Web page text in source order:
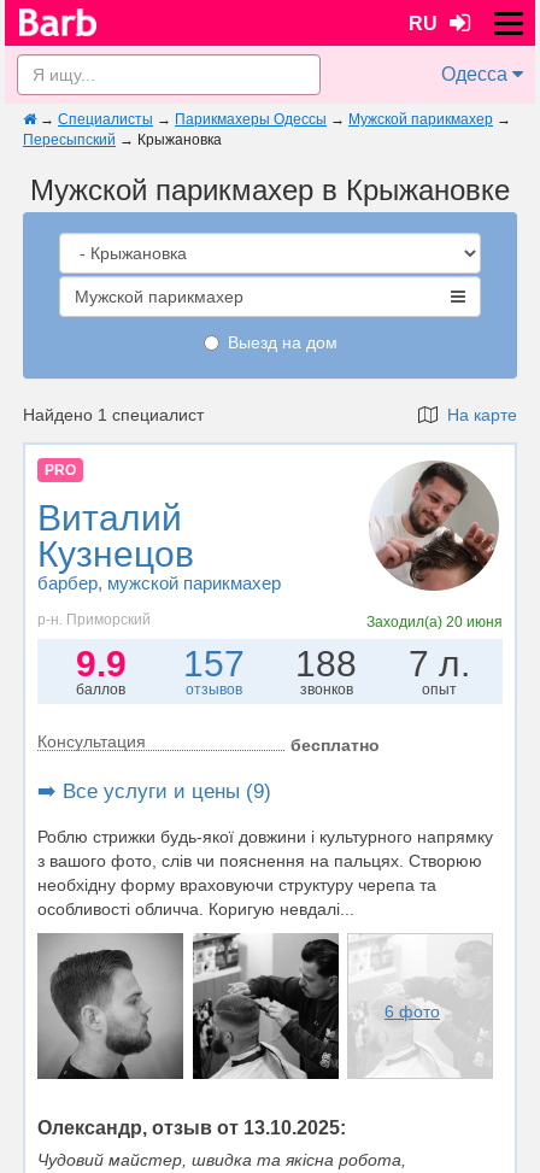
RU
Одесса
→ Специалисты → Парикмахеры Одессы → Мужской парикмахер →
Пересыпский → Крыжановка
Мужской парикмахер в Крыжановке
Мужской парикмахер
Выезд на дом
Найдено 1 специалист На карте
PRO
Виталий
Кузнецов
барбер, мужской парикмахер
р-н. Приморский Заходил(а) 20 июня
9.9
баллов
157
отзывов
188
звонков
7 л.
опыт
Консультация бесплатно
➡️ Все услуги и цены (9)
Роблю стрижки будь-якої довжини i культурного напрямку
з вашого фото, слiв чи пояснення на пальцях. Створюю
необхiдну форму враховуючи структуру черепа та
особливостi обличча. Коригую невдалi...
6 фото
Олександр, отзыв от 13.10.2025:
Чудовий майстер, швидка та якісна робота,